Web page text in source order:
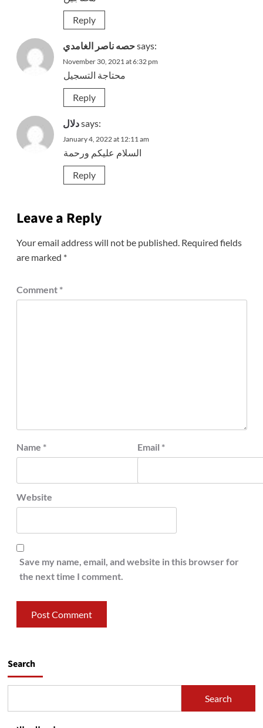
Reply
حصه ناصر الغامديsays:
November 30, 2021 at 6:32 pm
محتاجة التسجيل
Reply
دلالsays:
January 4, 2022 at 12:11 am
السلام عليكم ورحمة
Reply
Leave a Reply
Your email address will not be published. Required fields
are marked *
Comment *
Name * Email *
Website
Save my name, email, and website in this browser for
the next time I comment.
Search
Search